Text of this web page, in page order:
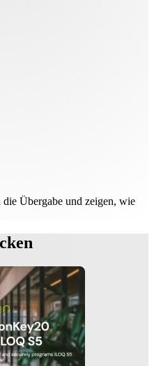
Übergabe und zeigen, wie